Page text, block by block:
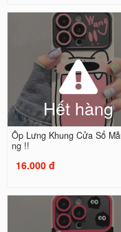
Hết hàng
Ốp Lưng Khung Cửa Sổ
ng !!
16.000 đ